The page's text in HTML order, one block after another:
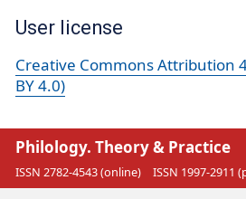
User license
Creative Commons Attribution
BY 4.0)
Philology. Theory & Practice
ISSN 2782-4543 (online) ISSN 1997-2911